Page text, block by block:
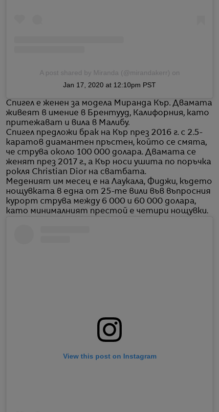
A post shared by Miranda (@mirandakerr) on
Jan 17, 2020 at 12:10pm PST
Спигел е женен за модела Миранда Кър. Двамата
живеят в имение в Брентууд, Калифорния, като
притежават и вила в Малибу.
Спигел предложи брак на Кър през 2016 г. с 2.5-
каратов диамантен пръстен, който се смята,
че струва около 100 000 долара. Двамата се
женят през 2017 г., а Кър носи ушита по поръчка
рокля Christian Dior на сватбата.
Меденият им месец е на Лаукала, Фиджи, където
нощувката в една от 25-те вили във въпросния
курорт струва между 6 000 и 60 000 долара,
като минималният престой е четири нощувки.
View this post on Instagram